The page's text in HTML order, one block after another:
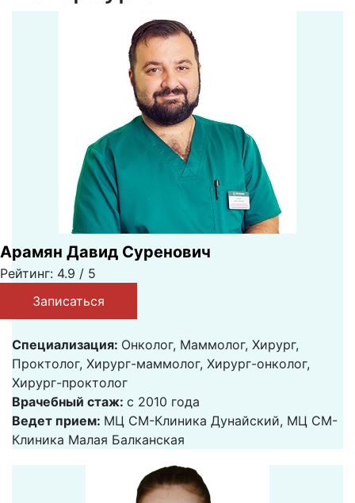
Арамян Давид Суренович
Рейтинг: 4.9 / 5
Записаться
Специализация: Онколог, Маммолог, Хирург,
Проктолог, Хирург-маммолог, Хирург-онколог,
Хирург-проктолог
Врачебный стаж: с 2010 года
Ведет прием: МЦ СМ-Клиника Дунайский, МЦ СМ-
Клиника Малая Балканская